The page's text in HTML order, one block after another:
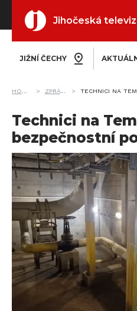
Jihočeská
JIŽNÍ ČECHY
HOME ZPRÁVY TECHNICI NA
Technici na
bezpečnostní